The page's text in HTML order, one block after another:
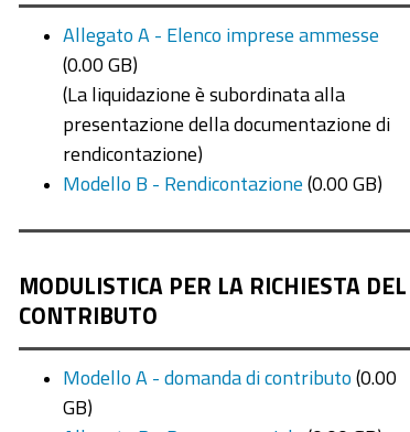
Allegato A - Elenco imprese ammesse
(0.00 GB)
(La liquidazione è subordinata alla
presentazione della documentazione di
rendicontazione)
Modello B - Rendicontazione (0.00 GB)
MODULISTICA PER LA RICHIESTA DEL
CONTRIBUTO
Modello A - domanda di contributo (0.00
GB)